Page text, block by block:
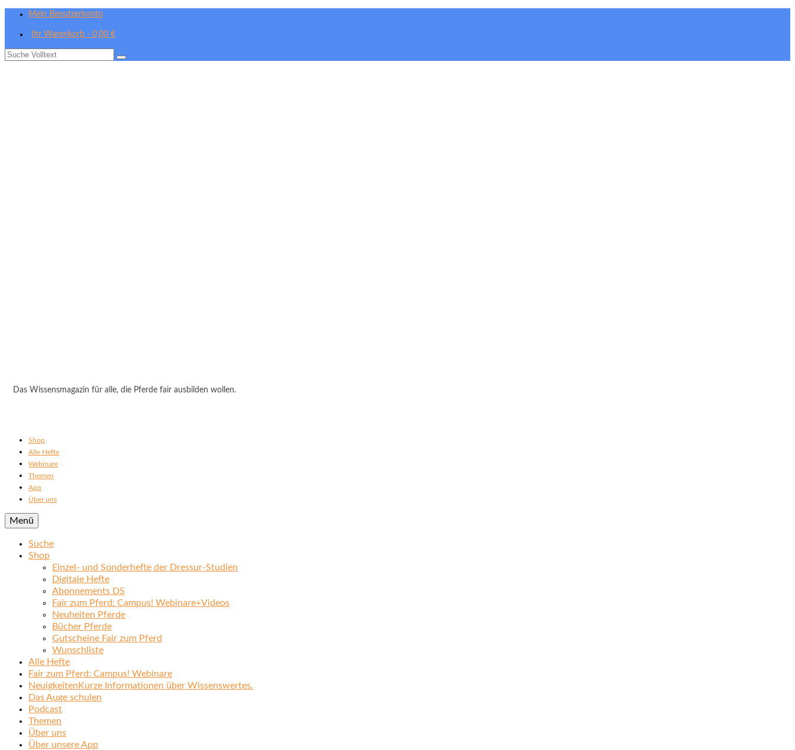
Mein Benutzerkonto
Ihr Warenkorb - 0,00 €
Suche
Das Wissensmagazin für alle, die Pferde fair ausbilden wollen.
Shop
Alle Hefte
Webinare
Themen
App
Über uns
Menü
Suche
Shop
Einzel- und Sonderhefte der Dressur-Studien
Digitale Hefte
Abonnements DS
Fair zum Pferd: Campus! Webinare+Videos
Neuheiten Pferde
Bücher Pferde
Gutscheine Fair zum Pferd
Wunschliste
Alle Hefte
Fair zum Pferd: Campus! Webinare
Neuigkeiten Kurze Informationen über Wissenswertes.
Das Auge schulen
Podcast
Themen
Über uns
Über unsere App